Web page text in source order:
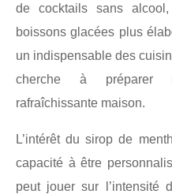
de cocktails sans
boissons glacées plus
un indispensable des
cherche à préparer
rafraîchissante maison.
L’intérêt du sirop de
capacité à être
peut jouer sur l’intensité